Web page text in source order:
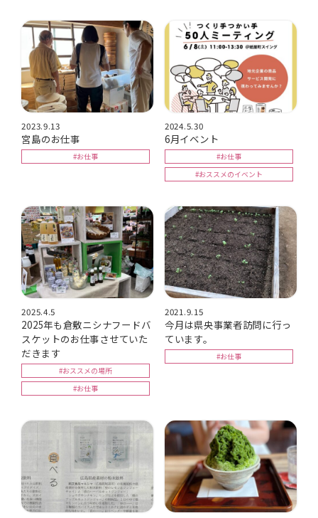
2023.9.13
宮島のお仕事
#お仕事
2024.5.30
6月イベント
#お仕事
#おススメのイベント
2025.4.5
2025年も倉敷ニシナフードバ
スケットのお仕事させていた
だきます
#おススメの場所
#お仕事
2021.9.15
今月は県央事業者訪問に行っ
ています。
#お仕事